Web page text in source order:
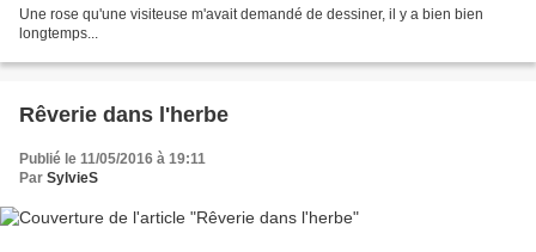
Une rose qu'une visiteuse m'avait demandé de dessiner, il y a bien bien
longtemps...
Rêverie dans l'herbe
Publié le 11/05/2016 à 19:11
Par SylvieS